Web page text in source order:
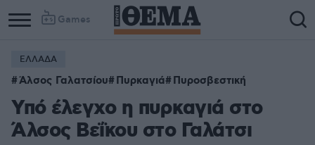
Games
ΕΛΛΑΔΑ
Άλσος Γαλατσίου Πυρκαγιά Πυροσβεστική
Υπό έλεγχο η πυρκαγιά στο
Άλσος Βεΐκου στο Γαλάτσι